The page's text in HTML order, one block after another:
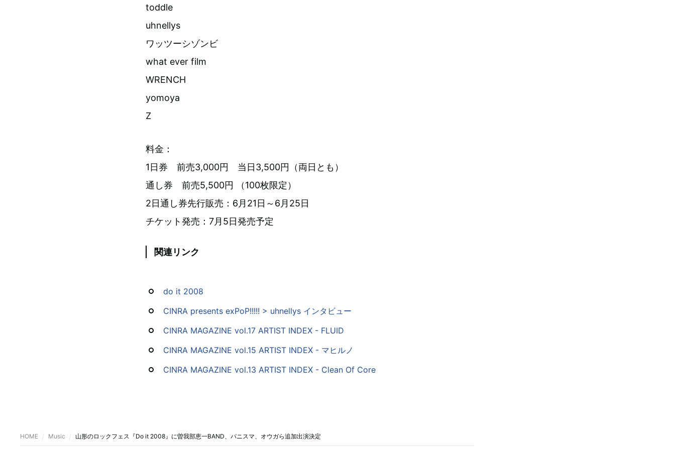
toddle
uhnellys
ワッツーシゾンビ
what ever film
WRENCH
yomoya
Z
料金：
1日券 前売3,000円 当日3,500円（両日とも）
通し券 前売5,500円 （100枚限定）
2日通し券先行販売：6月21日～6月25日
チケット発売：7月5日発売予定
関連リンク
do it 2008
CINRA presents exPoP!!!!! > uhnellys インタビュー
CINRA MAGAZINE vol.17 ARTIST INDEX - FLUID
CINRA MAGAZINE vol.15 ARTIST INDEX - マヒルノ
CINRA MAGAZINE vol.13 ARTIST INDEX - Clean Of Core
HOME Music 山形のロックフェス『Do it 2008』に曽我部恵一BAND、パニスマ、オウガら追加出演決定